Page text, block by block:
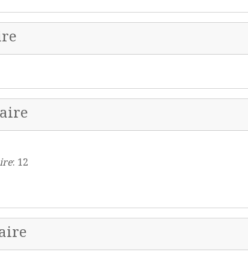
: 12